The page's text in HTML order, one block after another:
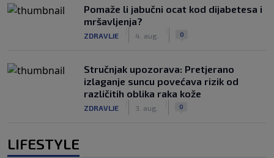
Pomaže li jabučni ocat kod dijabetesa i
mršavljenja?
ZDRAVLJE 4. aug. 0
Stručnjak upozorava: Pretjerano
izlaganje suncu povećava rizik od
različitih oblika raka kože
ZDRAVLJE 3. aug. 0
LIFESTYLE